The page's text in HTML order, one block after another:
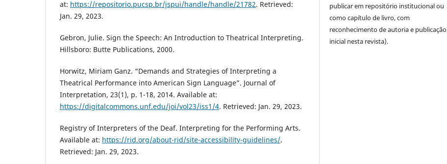
at: https://repositorio.pucsp.br/jspui/handle/handle/21782. Retrieved:
Jan. 29, 2023.
Gebron, Julie. Sign the Speech: An Introduction to Theatrical Interpreting.
Hillsboro: Butte Publications, 2000.
Horwitz, Miriam Ganz. “Demands and Strategies of Interpreting a
Theatrical Performance into American Sign Language”. Journal of
Interpretation, 23(1), p. 1-18, 2014. Available at:
https://digitalcommons.unf.edu/joi/vol23/iss1/4. Retrieved: Jan. 29, 2023.
Registry of Interpreters of the Deaf. Interpreting for the Performing Arts.
Available at: https://rid.org/about-rid/site-accessibility-guidelines/.
Retrieved: Jan. 29, 2023.
publicar em repositório institucional ou
como capítulo de livro, com
reconhecimento de autoria e publicação
inicial nesta revista).